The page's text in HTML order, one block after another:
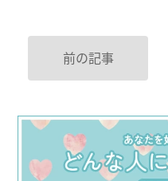
前の記事